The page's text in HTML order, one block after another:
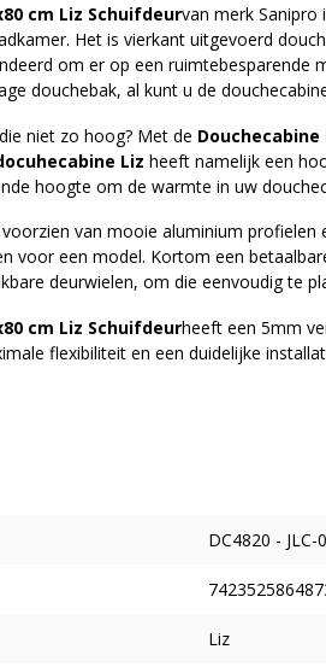
cm Liz Schuifdeurvan merk Sanipro
Het is vierkant uitgevoerd
om er op een ruimtebesparende
douchebak, al kunt u de
niet zo hoog? Met de Douchecabine
Liz heeft namelijk een
hoogte om de warmte in uw
van mooie aluminium
voor een model. Kortom een
deurwielen, om die eenvoudig te
cm Liz Schuifdeurheeft een 5mm
flexibiliteit en een duidelijke
DC4820 - JLC-
Liz